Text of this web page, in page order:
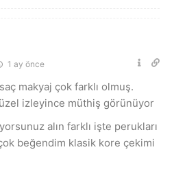
1 ay önce
saç makyaj çok farklı olmuş.
izleyince müthiş görünüyor
alın farklı işte perukları
beğendim klasik kore çekimi